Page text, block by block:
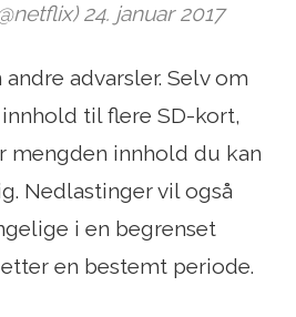
24. januar 2017
advarsler. Selv om
til flere SD-kort,
mengden innhold du kan
Nedlastinger vil også
i en begrenset
en bestemt periode.